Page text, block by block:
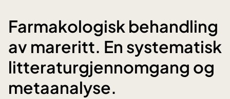
Farmakologisk behandling
av mareritt. En systematisk
litteraturgjennomgang og
metaanalyse.